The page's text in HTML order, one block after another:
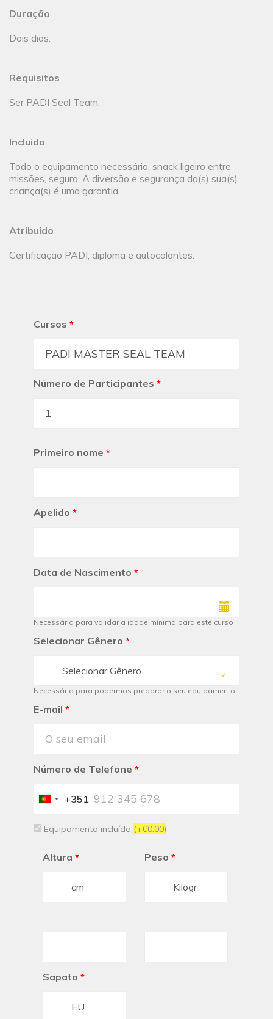
Duração
Dois dias.
Requisitos
Ser PADI Seal Team.
Incluido
Todo o equipamento necessário, snack ligeiro entre
missões, seguro. A diversão e segurança da(s) sua(s)
criança(s) é uma garantia.
Atribuido
Certificação PADI, diploma e autocolantes.
Cursos *
Número de Participantes *
Primeiro nome *
Apelido *
Data de Nascimento *
Necessária para validar a idade mínima para este curso
Selecionar Gênero *
Selecionar Gênero
Necessário para podermos preparar o seu equipamento
E-mail *
Número de Telefone *
Portugal
+351
Equipamento incluído (+€0.00)
Altura * Peso *
Sapato *